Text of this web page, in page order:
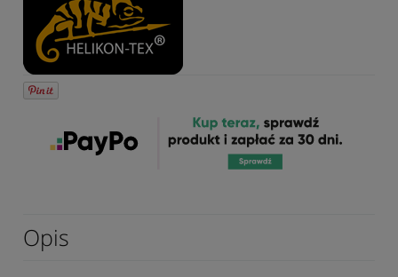
Opis